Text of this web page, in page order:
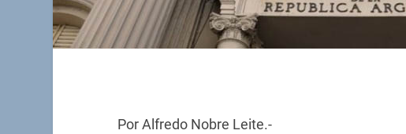
Por Alfredo Nobre Leite.-